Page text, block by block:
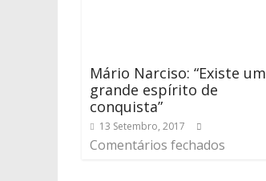
Mário Narciso: “Existe um
grande espírito de
conquista”
13 Setembro, 2017
Comentários fechados